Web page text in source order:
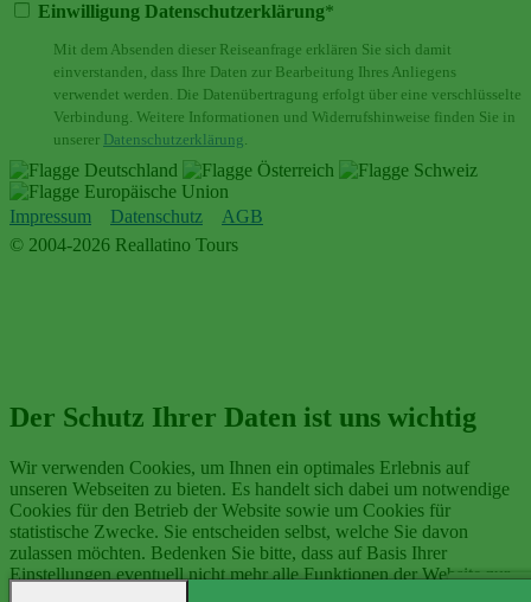
Einwilligung Datenschutzerklärung*
Mit dem Absenden dieser Reiseanfrage erklären Sie sich damit
einverstanden, dass Ihre Daten zur Bearbeitung Ihres Anliegens
verwendet werden. Die Datenübertragung erfolgt über eine verschlüsselte
Verbindung. Weitere Informationen und Widerrufshinweise finden Sie in
unserer Datenschutzerklärung.
Impressum Datenschutz
AGB
© 2004-2026 Reallatino Tours
Der Schutz Ihrer Daten ist uns wichtig
Wir verwenden Cookies, um Ihnen ein optimales Erlebnis auf
unseren Webseiten zu bieten. Es handelt sich dabei um notwendige
Cookies für den Betrieb der Website sowie um Cookies für
statistische Zwecke. Sie entscheiden selbst, welche Sie davon
zulassen möchten. Bedenken Sie bitte, dass auf Basis Ihrer
Einstellungen eventuell nicht mehr alle Funktionen der Website zur